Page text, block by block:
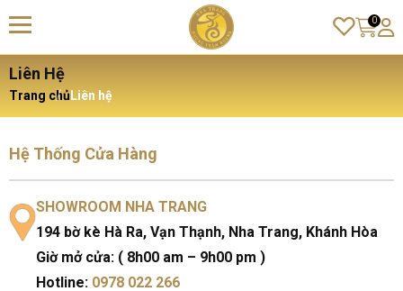
0
Liên Hệ
Trang chủ Liên hệ
Hệ Thống Cửa Hàng
SHOWROOM NHA TRANG
194 bờ kè Hà Ra, Vạn Thạnh, Nha Trang, Khánh Hòa
Giờ mở cửa: ( 8h00 am – 9h00 pm )
Hotline: 0978 022 266